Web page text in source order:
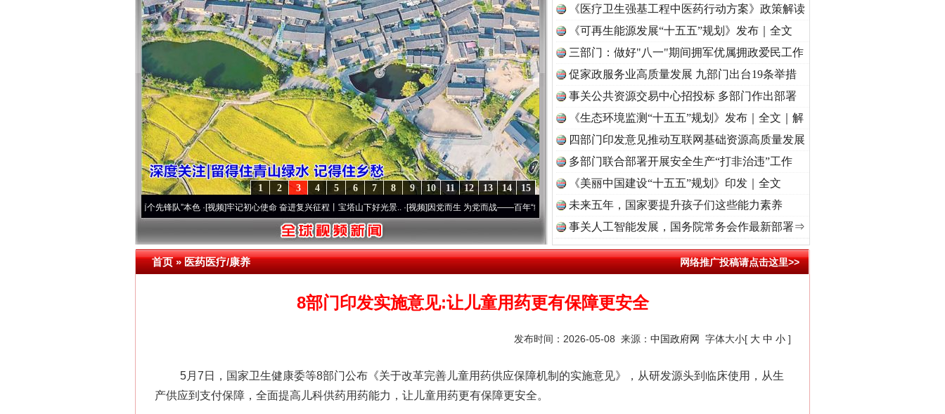
15
14
13
12
11
10
9
8
7
6
5
4
3
2
1
永葆“两个先锋队”本色·[视频]牢记初心使命 奋进复兴征程丨宝塔山下好光景..·[视频]因党而生 为党而战——百年“纪”事⑧加强纪律..·[视频]牢记初心使命 奋进复兴征程丨“转折之城”激荡.. ·[视频]
《医疗卫生强基工程中医药行动方案》政策解读
《可再生能源发展“十五五”规划》发布｜全文
三部门：做好"八一"期间拥军优属拥政爱民工作
促家政服务业高质量发展 九部门出台19条举措
事关公共资源交易中心招投标 多部门作出部署
《生态环境监测“十五五”规划》发布｜全文｜解
读
四部门印发意见推动互联网基础资源高质量发展
多部门联合部署开展安全生产“打非治违”工作
《美丽中国建设“十五五”规划》印发｜全文
未来五年，国家要提升孩子们这些能力素养
事关人工智能发展，国务院常务会作最新部署⇒
首页»医药医疗/康养 网络推广投稿请点击这里>>
8部门印发实施意见:让儿童用药更有保障更安全
发布时间：2026-05-08 来源： 中国政府网 字体大小[ 大 中 小 ]
5月7日，国家卫生健康委等8部门公布《关于改革完善儿童用药供应保障机制的实施意见》，从研发源头到临床使用，从生
产供应到支付保障，全面提高儿科供药用药能力，让儿童用药更有保障更安全。